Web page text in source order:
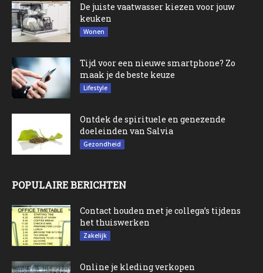
De juiste vaatwasser kiezen voor jouw
keuken
Wonen
Tijd voor een nieuwe smartphone? Zo
maak je de beste keuze
Lifestyle
Ontdek de spirituele en genezende
doeleinden van Salvia
Gezondheid
POPULAIRE BERICHTEN
Contact houden met je collega’s tijdens
het thuiswerken
Zakelijk
Online je kleding verkopen